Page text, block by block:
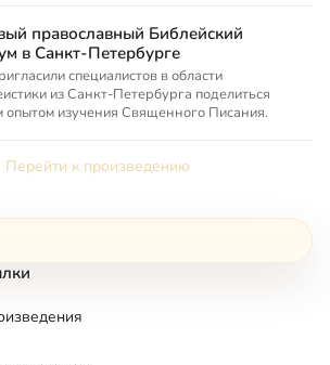
православный Библейский
в Санкт-Петербурге
специалистов в области
из Санкт-Петербурга поделиться
опытом изучения Священного Писания.
Перейти к произведению